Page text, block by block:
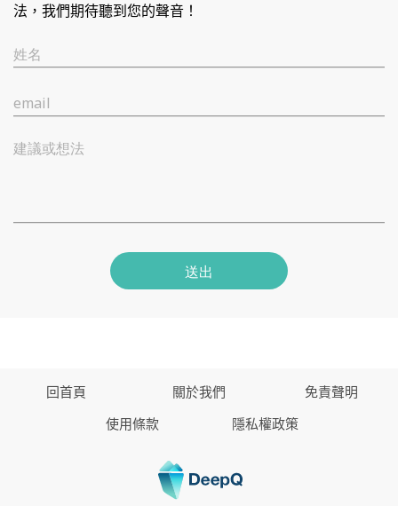
法，我們期待聽到您的聲音！
姓名
email
建議或想法
送出
回首頁 關於我們
免責聲明
使用條款
隱私權政策